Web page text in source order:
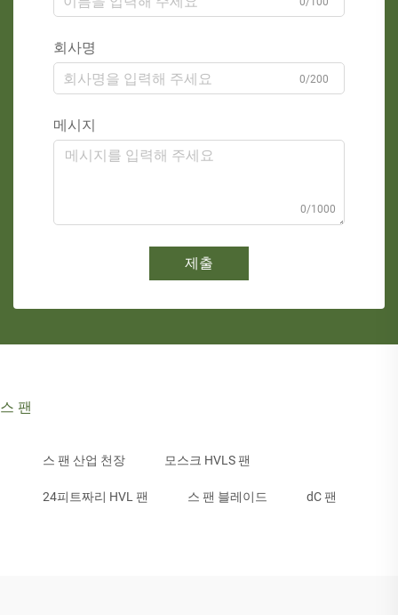
회사명
0/200
메시지
0/1000
제출
스 팬
스 팬 산업 천장 모스크 HVLS 팬
24피트짜리 HVL 팬 스 팬 블레이드 dC 팬